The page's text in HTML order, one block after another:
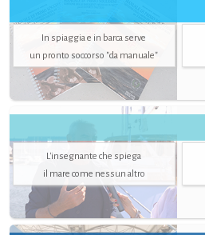
In spiaggia e in barca serve
un pronto soccorso "da manuale"
L'insegnante che spiega
il mare come nessun altro